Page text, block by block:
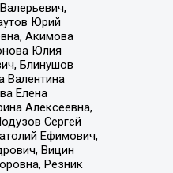
Юрий
Акимова
Юлия
Блинушов
Валентина
Елена
Алексеевна,
Сергей
Ефимович,
Вицин
Резник